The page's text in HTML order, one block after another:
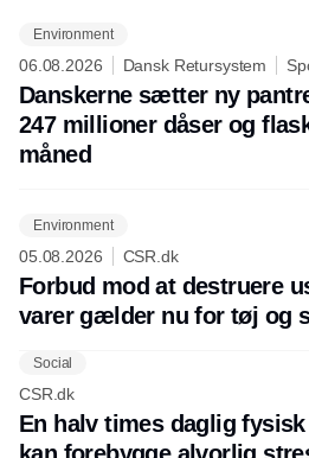
Environment
06.08.2026 Dansk Retursystem
Danskerne sætter ny
247 millioner dåser og
måned
Environment
05.08.2026 CSR.dk
Forbud mod at destruere
varer gælder nu for tøj og
Social
CSR.dk
En halv times daglig